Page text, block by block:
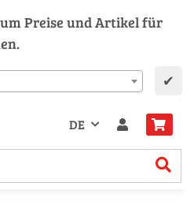
Preise und Artikel für
✔
DE